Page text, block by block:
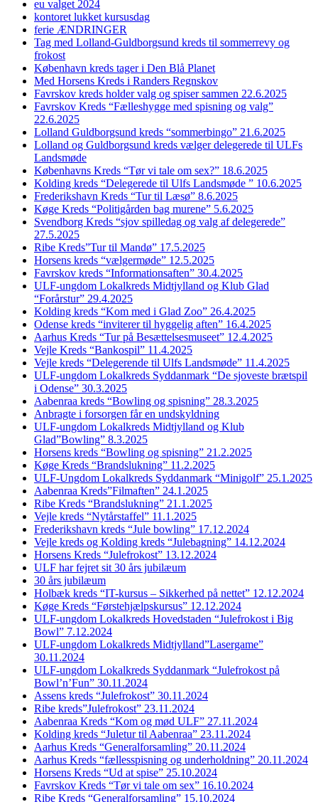
eu valget 2024
kontoret lukket kursusdag
ferie ÆNDRINGER
Tag med Lolland-Guldborgsund kreds til sommerrevy og
frokost
København kreds tager i Den Blå Planet
Med Horsens Kreds i Randers Regnskov
Favrskov kreds holder valg og spiser sammen 22.6.2025
Favrskov Kreds “Fælleshygge med spisning og valg”
22.6.2025
Lolland Guldborgsund kreds “sommerbingo” 21.6.2025
Lolland og Guldborgsund kreds vælger delegerede til ULFs
Landsmøde
Københavns Kreds “Tør vi tale om sex?” 18.6.2025
Kolding kreds “Delegerede til Ulfs Landsmøde ” 10.6.2025
Frederikshavn Kreds “Tur til Læsø” 8.6.2025
Køge Kreds “Politigården bag murene” 5.6.2025
Svendborg Kreds “sjov spilledag og valg af delegerede”
27.5.2025
Ribe Kreds”Tur til Mandø” 17.5.2025
Horsens kreds “vælgermøde” 12.5.2025
Favrskov kreds “Informationsaften” 30.4.2025
ULF-ungdom Lokalkreds Midtjylland og Klub Glad
“Forårstur” 29.4.2025
Kolding kreds “Kom med i Glad Zoo” 26.4.2025
Odense kreds “inviterer til hyggelig aften” 16.4.2025
Aarhus Kreds “Tur på Besættelsesmuseet” 12.4.2025
Vejle Kreds “Bankospil” 11.4.2025
Vejle kreds “Delegerende til Ulfs Landsmøde” 11.4.2025
ULF-ungdom Lokalkreds Syddanmark “De sjoveste brætspil
i Odense” 30.3.2025
Aabenraa kreds “Bowling og spisning” 28.3.2025
Anbragte i forsorgen får en undskyldning
ULF-ungdom Lokalkreds Midtjylland og Klub
Glad”Bowling” 8.3.2025
Horsens kreds “Bowling og spisning” 21.2.2025
Køge Kreds “Brandslukning” 11.2.2025
ULF-Ungdom Lokalkreds Syddanmark “Minigolf” 25.1.2025
Aabenraa Kreds”Filmaften” 24.1.2025
Ribe Kreds “Brandslukning” 21.1.2025
Vejle kreds “Nytårstaffel” 11.1.2025
Frederikshavn kreds “Jule bowling” 17.12.2024
Vejle kreds og Kolding kreds “Julebagning” 14.12.2024
Horsens Kreds “Julefrokost” 13.12.2024
ULF har fejret sit 30 års jubilæum
30 års jubilæum
Holbæk kreds “IT-kursus – Sikkerhed på nettet” 12.12.2024
Køge Kreds “Førstehjælpskursus” 12.12.2024
ULF-ungdom Lokalkreds Hovedstaden “Julefrokost i Big
Bowl” 7.12.2024
ULF-ungdom Lokalkreds Midtjylland”Lasergame”
30.11.2024
ULF-ungdom Lokalkreds Syddanmark “Julefrokost på
Bowl’n’Fun” 30.11.2024
Assens kreds “Julefrokost” 30.11.2024
Ribe kreds”Julefrokost” 23.11.2024
Aabenraa Kreds “Kom og mød ULF” 27.11.2024
Kolding kreds “Juletur til Aabenraa” 23.11.2024
Aarhus Kreds “Generalforsamling” 20.11.2024
Aarhus Kreds “fællesspisning og underholdning” 20.11.2024
Horsens Kreds “Ud at spise” 25.10.2024
Favrskov Kreds “Tør vi tale om sex” 16.10.2024
Ribe Kreds “Generalforsamling” 15.10.2024